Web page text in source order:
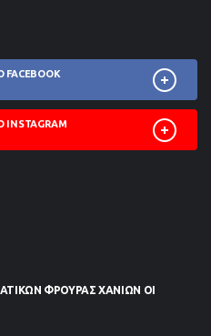
ΦΡΟΥΡΆΣ ΧΑΝΊΩΝ ΟΙ